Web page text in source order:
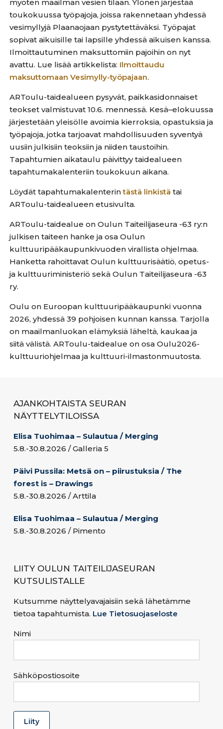
myöten maailman vesien tilaan. Ylönen järjestää
toukokuussa työpajoja, joissa rakennetaan yhdessä
vesimyllyjä Plaanaojaan pystytettäväksi. Työpajat
sopivat aikuisille tai lapsille yhdessä aikuisen kanssa.
Ilmoittautuminen maksuttomiin pajoihin on nyt
avattu. Lue lisää artikkelista: Ilmoittaudu
maksuttomaan Vesimylly-työpajaan.
ARToulu-taidealueen pysyvät, paikkasidonnaiset
teokset valmistuvat 10.6. mennessä. Kesä–elokuussa
järjestetään yleisölle avoimia kierroksia, opastuksia ja
työpajoja, jotka tarjoavat mahdollisuuden syventyä
uusiin julkisiin teoksiin ja niiden taustoihin.
Tapahtumien aikataulu päivittyy taidealueen
tapahtumakalenteriin toukokuun aikana.
Löydät tapahtumakalenterintästä linkistä tai
ARToulu-taidealueen etusivulta.
ARToulu-taidealue on Oulun Taiteilijaseura -63 ry:n
julkisen taiteen hanke ja osa Oulun
kulttuuripääkaupunkivuoden virallista ohjelmaa.
Hanketta rahoittavat Oulun kulttuurisäätiö, opetus-
ja kulttuuriministeriö sekä Oulun Taiteilijaseura -63
ry.
Oulu on Euroopan kulttuuripääkaupunki vuonna
2026, yhdessä 39 pohjoisen kunnan kanssa. Tarjolla
on maailmanluokan elämyksiä läheltä, kaukaa ja
siitä välistä. ARToulu-taidealue on osa Oulu2026-
kulttuuriohjelmaa ja kulttuuri-ilmastonmuutosta.
AJANKOHTAISTA SEURAN
NÄYTTELYTILOISSA
Elisa Tuohimaa – Sulautua / Merging
5.8.-30.8.2026 / Galleria 5
Päivi Pussila: Metsä on – piirustuksia / The
forest is – Drawings
5.8.-30.8.2026 / Arttila
Elisa Tuohimaa – Sulautua / Merging
5.8.-30.8.2026 / Pimento
LIITY OULUN TAITEILIJASEURAN
KUTSULISTALLE
Kutsumme näyttelyavajaisiin sekä lähetämme
tietoa tapahtumista. Lue Tietosuojaseloste
Nimi
Sähköpostiosoite